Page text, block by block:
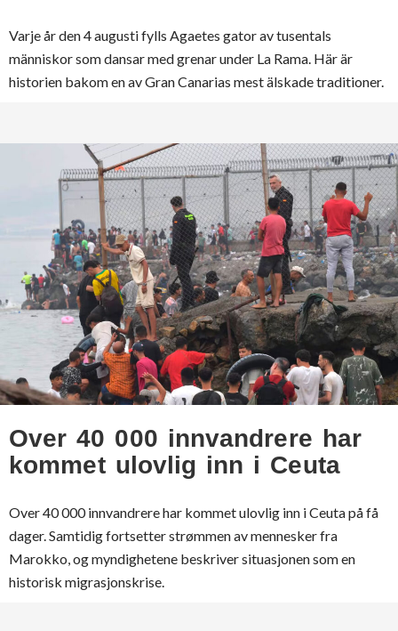
Varje år den 4 augusti fylls Agaetes gator av tusentals
människor som dansar med grenar under La Rama. Här är
historien bakom en av Gran Canarias mest älskade traditioner.
Over 40 000 innvandrere har
kommet ulovlig inn i Ceuta
Over 40 000 innvandrere har kommet ulovlig inn i Ceuta på få
dager. Samtidig fortsetter strømmen av mennesker fra
Marokko, og myndighetene beskriver situasjonen som en
historisk migrasjonskrise.